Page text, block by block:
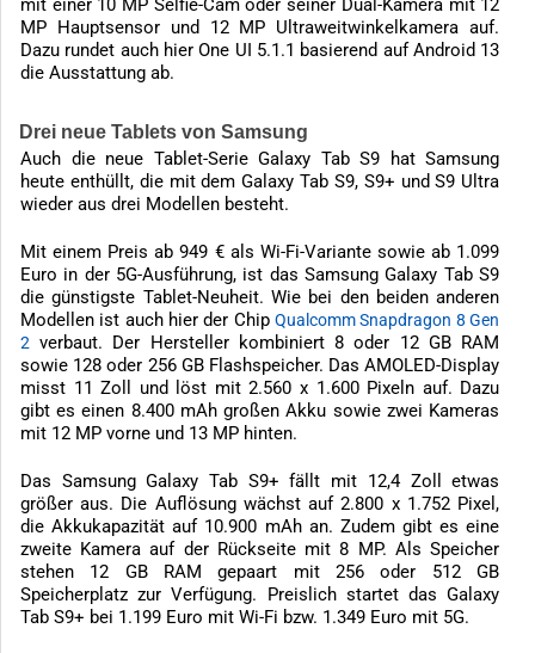
mit einer 10 MP Selfie-Cam oder seiner Dual-Kamera mit 12
MP Hauptsensor und 12 MP Ultraweitwinkelkamera auf.
Dazu rundet auch hier One UI 5.1.1 basierend auf Android 13
die Ausstattung ab.
Drei neue Tablets von Samsung
Auch die neue Tablet-Serie Galaxy Tab S9 hat Samsung
heute enthüllt, die mit dem Galaxy Tab S9, S9+ und S9 Ultra
wieder aus drei Modellen besteht.
Mit einem Preis ab 949 € als Wi-Fi-Variante sowie ab 1.099
Euro in der 5G-Ausführung, ist das Samsung Galaxy Tab S9
die günstigste Tablet-Neuheit. Wie bei den beiden anderen
Modellen ist auch hier der ChipQualcomm Snapdragon 8 Gen
2 verbaut. Der Hersteller kombiniert 8 oder 12 GB RAM
sowie 128 oder 256 GB Flashspeicher. Das AMOLED-Display
misst 11 Zoll und löst mit 2.560 x 1.600 Pixeln auf. Dazu
gibt es einen 8.400 mAh großen Akku sowie zwei Kameras
mit 12 MP vorne und 13 MP hinten.
Das Samsung Galaxy Tab S9+ fällt mit 12,4 Zoll etwas
größer aus. Die Auflösung wächst auf 2.800 x 1.752 Pixel,
die Akkukapazität auf 10.900 mAh an. Zudem gibt es eine
zweite Kamera auf der Rückseite mit 8 MP. Als Speicher
stehen 12 GB RAM gepaart mit 256 oder 512 GB
Speicherplatz zur Verfügung. Preislich startet das Galaxy
Tab S9+ bei 1.199 Euro mit Wi-Fi bzw. 1.349 Euro mit 5G.